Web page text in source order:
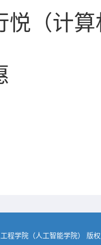
悦（计
程学院（人工智能学院） 版